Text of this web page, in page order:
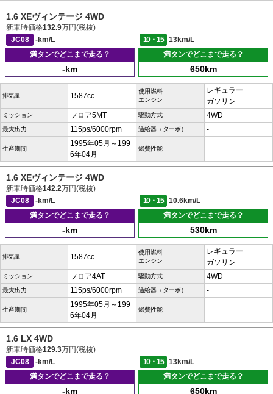
1.6 XEヴィンテージ 4WD
新車時価格132.9万円(税抜)
JC08
-km/L 10・15
13km/L
満タンでどこまで走る？
-km
満タンでどこまで走る？
650km
排気量 1587cc
使用燃料
エンジン
レギュラー
ガソリン
ミッション フロア5MT 駆動方式 4WD
最大出力 115ps/6000rpm 過給器（ターボ） -
生産期間
1995年05月～199
6年04月
燃費性能 -
1.6 XEヴィンテージ 4WD
新車時価格142.2万円(税抜)
JC08
-km/L 10・15
10.6km/L
満タンでどこまで走る？
-km
満タンでどこまで走る？
530km
排気量 1587cc
使用燃料
エンジン
レギュラー
ガソリン
ミッション フロア4AT 駆動方式 4WD
最大出力 115ps/6000rpm 過給器（ターボ） -
生産期間
1995年05月～199
6年04月
燃費性能 -
1.6 LX 4WD
新車時価格129.3万円(税抜)
JC08
-km/L 10・15
13km/L
満タンでどこまで走る？
-km
満タンでどこまで走る？
650km